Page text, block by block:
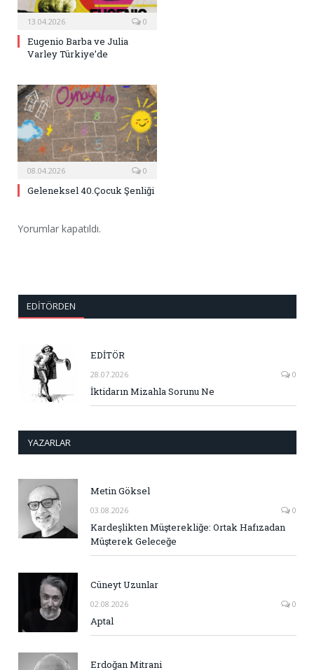
13.04.2026 0
Eugenio Barba ve Julia
Varley Türkiye’de
08.04.2026 0
Geleneksel 40.Çocuk Şenliği
Yorumlar kapatıldı.
EDITÖRDEN
EDİTÖR
28.07.2026 0
İktidarın Mizahla Sorunu Ne
YAZARLAR
Metin Göksel
03.08.2026 0
Kardeşlikten Müşterekliğe: Ortak Hafızadan
Müşterek Geleceğe
Cüneyt Uzunlar
02.08.2026 0
Aptal
Erdoğan Mitrani